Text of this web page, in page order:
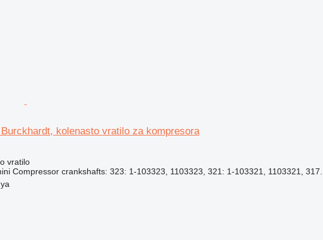
kolenasto vratilo za kompresora
vratilo
Compressor crankshafts: 323: 1-103323, 1103323, 321: 1-103321, 1103321, 317...